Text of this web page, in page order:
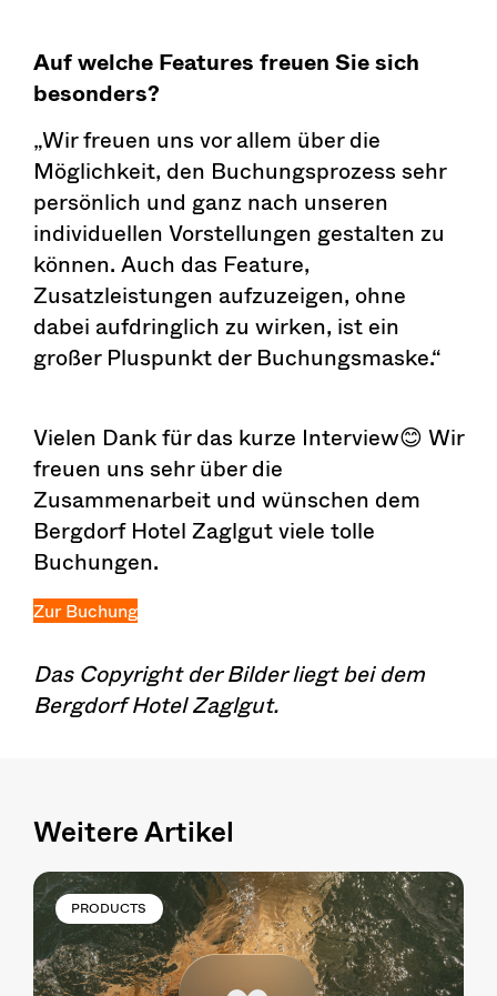
Auf welche Features freuen Sie sich
besonders?
„Wir freuen uns vor allem über die
Möglichkeit, den Buchungsprozess sehr
persönlich und ganz nach unseren
individuellen Vorstellungen gestalten zu
können. Auch das Feature,
Zusatzleistungen aufzuzeigen, ohne
dabei aufdringlich zu wirken, ist ein
großer Pluspunkt der Buchungsmaske.“
Vielen Dank für das kurze Interview😊 Wir
freuen uns sehr über die
Zusammenarbeit und wünschen dem
Bergdorf Hotel Zaglgut viele tolle
Buchungen.
Zur Buchung
Das Copyright der Bilder liegt bei dem
Bergdorf Hotel Zaglgut.
Weitere Artikel
PRODUCTS